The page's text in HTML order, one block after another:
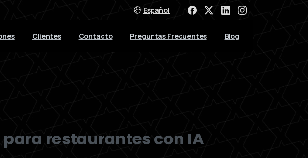
Español
Clientes Contacto Preguntas Frecuentes Blog
restaurantes con IA